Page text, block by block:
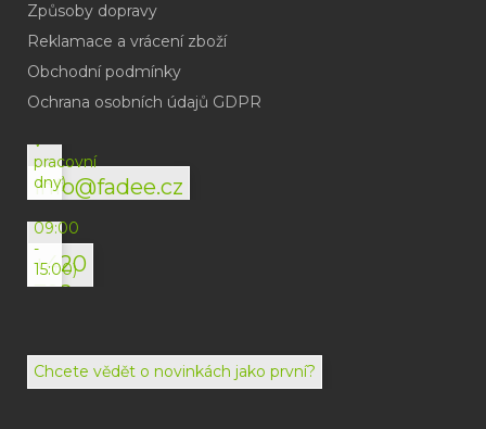
Způsoby dopravy
Reklamace a vrácení zboží
Obchodní podmínky
Ochrana osobních údajů GDPR
info@fadee.cz
(odpověď
do
v
pracovní
dny)
+420
792
072
(Po-
09:00
-
15:00)
Chcete vědět o novinkách jako první?